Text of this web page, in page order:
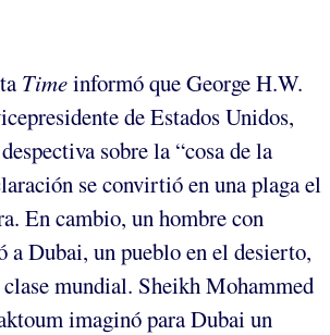
Timeinformó que George H.W.
de Estados Unidos,
sobre la “cosa de la
se convirtió en una plaga el
En cambio, un hombre con
a Dubai, un pueblo en el desierto,
clase mundial. Sheikh Mohammed
imaginó para Dubai un